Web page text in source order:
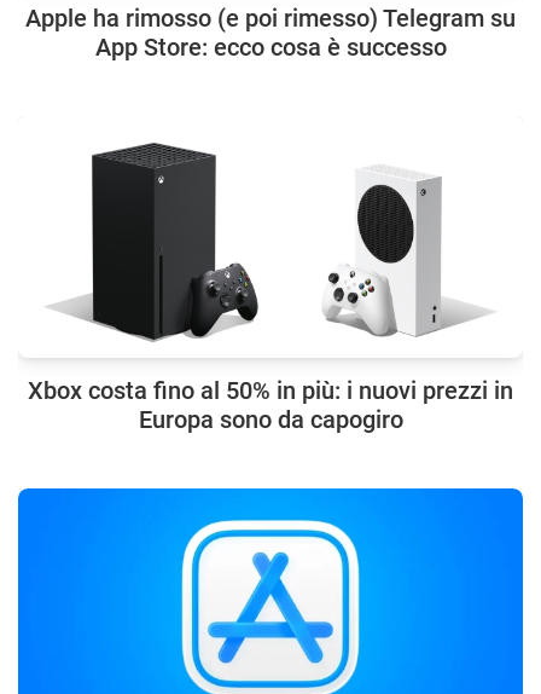
Apple ha rimosso (e poi rimesso) Telegram su
App Store: ecco cosa è successo
Xbox costa fino al 50% in più: i nuovi prezzi in
Europa sono da capogiro